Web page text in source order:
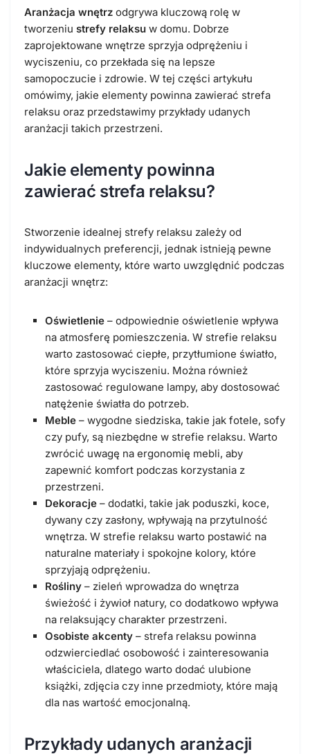
Aranżacja wnętrz odgrywa kluczową rolę w
tworzeniu strefy relaksu w domu. Dobrze
zaprojektowane wnętrze sprzyja odprężeniu i
wyciszeniu, co przekłada się na lepsze
samopoczucie i zdrowie. W tej części artykułu
omówimy, jakie elementy powinna zawierać strefa
relaksu oraz przedstawimy przykłady udanych
aranżacji takich przestrzeni.
Jakie elementy powinna
zawierać strefa relaksu?
Stworzenie idealnej strefy relaksu zależy od
indywidualnych preferencji, jednak istnieją pewne
kluczowe elementy, które warto uwzględnić podczas
aranżacji wnętrz:
Oświetlenie – odpowiednie oświetlenie wpływa
na atmosferę pomieszczenia. W strefie relaksu
warto zastosować ciepłe, przytłumione światło,
które sprzyja wyciszeniu. Można również
zastosować regulowane lampy, aby dostosować
natężenie światła do potrzeb.
Meble – wygodne siedziska, takie jak fotele, sofy
czy pufy, są niezbędne w strefie relaksu. Warto
zwrócić uwagę na ergonomię mebli, aby
zapewnić komfort podczas korzystania z
przestrzeni.
Dekoracje – dodatki, takie jak poduszki, koce,
dywany czy zasłony, wpływają na przytulność
wnętrza. W strefie relaksu warto postawić na
naturalne materiały i spokojne kolory, które
sprzyjają odprężeniu.
Rośliny – zieleń wprowadza do wnętrza
świeżość i żywioł natury, co dodatkowo wpływa
na relaksujący charakter przestrzeni.
Osobiste akcenty – strefa relaksu powinna
odzwierciedlać osobowość i zainteresowania
właściciela, dlatego warto dodać ulubione
książki, zdjęcia czy inne przedmioty, które mają
dla nas wartość emocjonalną.
Przykłady udanych aranżacji